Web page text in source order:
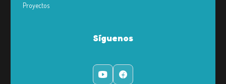
Proyectos
Síguenos